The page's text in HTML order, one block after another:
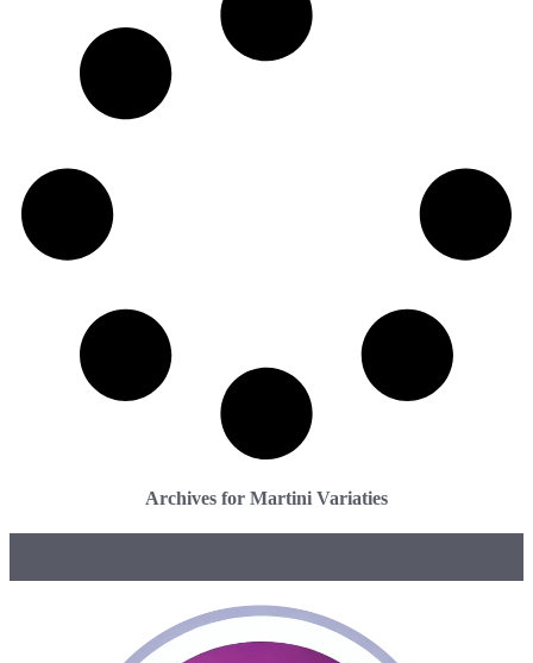
Archives for Martini Variaties